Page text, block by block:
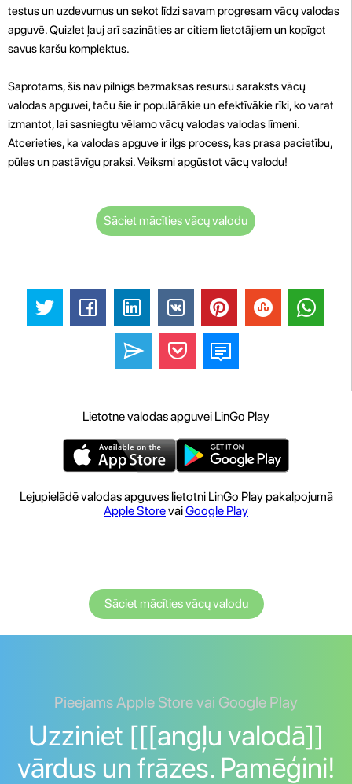
testus un uzdevumus un sekot līdzi savam progresam vācų valodas
apguvē. Quizlet ļauj arī sazināties ar citiem lietotājiem un kopīgot
savus karšu komplektus.
Saprotams, šis nav pilnīgs bezmaksas resursu saraksts vācų
valodas apguvei, taču šie ir populārākie un efektīvākie rīki, ko varat
izmantot, lai sasniegtu vēlamo vācų valodas valodas līmeni.
Atcerieties, ka valodas apguve ir ilgs process, kas prasa pacietību,
pūles un pastāvīgu praksi. Veiksmi apgūstot vācų valodu!
Sāciet mācīties vācų valodu
Lietotne valodas apguvei LinGo Play
Lejupielādē valodas apguves lietotni LinGo Play pakalpojumā
Apple StorevaiGoogle Play
Sāciet mācīties vācų valodu
Pieejams Apple Store vai Google Play
Uzziniet [[[angļu valodā]]
vārdus un frāzes. Pamēģini!